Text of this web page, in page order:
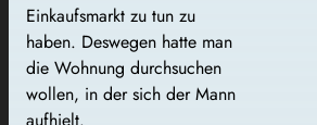
Einkaufsmarkt zu tun zu
haben. Deswegen hatte man
die Wohnung durchsuchen
wollen, in der sich der Mann